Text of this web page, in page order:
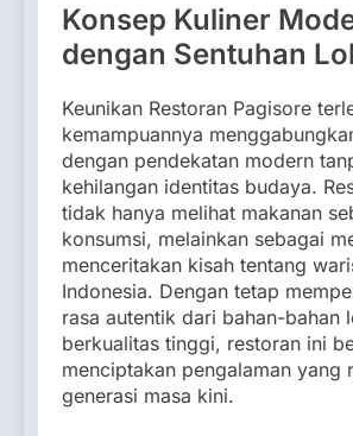
Konsep Kuliner
dengan Sentuhan
Keunikan Restoran Pagisore
kemampuannya
dengan pendekatan modern
kehilangan identitas budaya.
tidak hanya melihat makanan
konsumsi, melainkan sebagai
menceritakan kisah tentang
Indonesia. Dengan tetap
rasa autentik dari bahan-bahan
berkualitas tinggi, restoran ini
menciptakan pengalaman yang
generasi masa kini.